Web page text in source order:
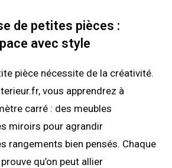
de petites pièces :
avec style
pièce nécessite de la créativité.
vous apprendrez à
carré : des meubles
miroirs pour agrandir
rangements bien pensés. Chaque
qu’on peut allier